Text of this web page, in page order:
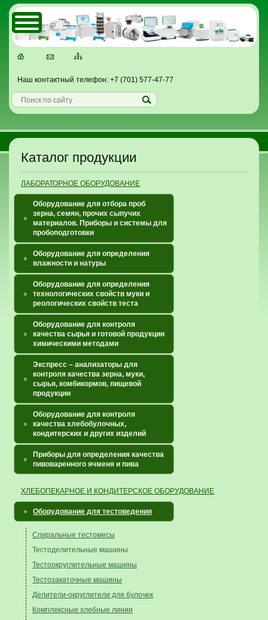
Наш контактный телефон: +7 (701) 577-47-77
Каталог продукции
ЛАБОРАТОРНОЕ ОБОРУДОВАНИЕ
Оборудование для отбора проб
зерна, семян, прочих сыпучих
материалов. Приборы и системы для
пробоподготовки
Оборудование для определения
влажности и натуры
Оборудование для определения
технологических свойств муки и
реологических свойств теста
Оборудование для контроля
качества сырья и готовой продукции
химическими методами
Экспресс – анализаторы для
контроля качества зерна, муки,
сырья, комбикормов, пищевой
продукции
Оборудование для контроля
качества хлебобулочных,
кондитерских и других изделий
Приборы для определения качества
пивоваренного ячменя и пива
ХЛЕБОПЕКАРНОЕ И КОНДИТЕРСКОЕ ОБОРУДОВАНИЕ
Оборудование для тестоведения
Спиральные тестомесы
Тестоделительные машины
Тестоокруглительные машины
Тестозакаточные машины
Делители-округлители для булочек
Комплексные хлебные линии